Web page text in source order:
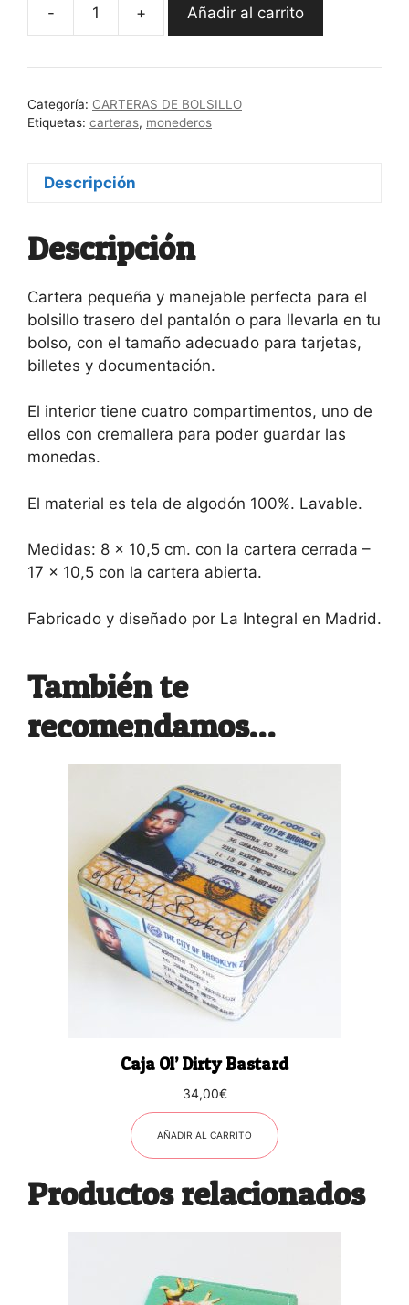
-
Cartera
Dirty
cantidad
+ Añadir al carrito
Categoría: CARTERAS DE BOLSILLO
Etiquetas: carteras, monederos
Descripción
Descripción
Cartera pequeña y manejable perfecta para el
bolsillo trasero del pantalón o para llevarla en tu
bolso, con el tamaño adecuado para tarjetas,
billetes y documentación.
El interior tiene cuatro compartimentos, uno de
ellos con cremallera para poder guardar las
monedas.
El material es tela de algodón 100%. Lavable.
Medidas: 8 x 10,5 cm. con la cartera cerrada –
17 x 10,5 con la cartera abierta.
Fabricado y diseñado por La Integral en Madrid.
También te
recomendamos…
Caja Ol’ Dirty Bastard
34,00€
AÑADIR AL CARRITO
Productos relacionados